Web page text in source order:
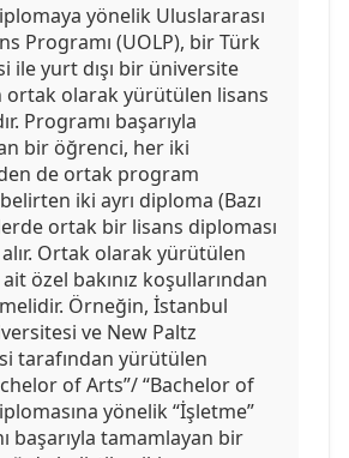
yönelik Uluslararası
Programı (UOLP), bir Türk
ile yurt dışı bir üniversite
ortak olarak yürütülen lisans
Programı başarıyla
bir öğrenci, her iki
de ortak program
iki ayrı diploma (Bazı
ortak bir lisans diploması
Ortak olarak yürütülen
özel bakınız koşullarından
Örneğin, İstanbul
ve New Paltz
tarafından yürütülen
of Arts”/ “Bachelor of
yönelik “İşletme”
başarıyla tamamlayan bir